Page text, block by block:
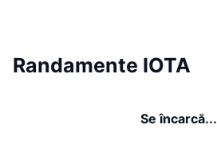
Randamente IOTA
Se încarcă...